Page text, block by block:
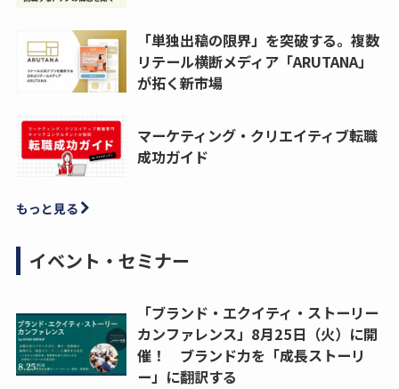
「単独出稿の限界」を突破する。複数
リテール横断メディア「ARUTANA」
が拓く新市場
マーケティング・クリエイティブ転職
成功ガイド
もっと見る
イベント・セミナー
「ブランド・エクイティ・ストーリー
カンファレンス」8月25日（火）に開
催！ ブランド力を「成長ストーリ
ー」に翻訳する